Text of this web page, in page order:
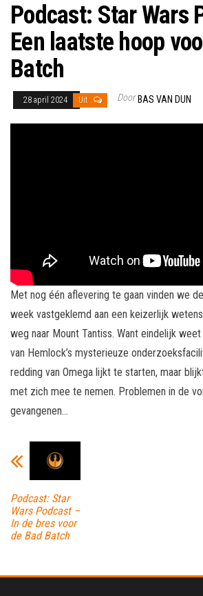
Podcast: Star Wars
Een laatste hoop
Batch
28 april 2024 Uit Door BAS VAN DUN
Met nog één aflevering te gaan vinden we
week vastgeklemd aan een keizerlijk
weg naar Mount Tantiss. Want eindelijk
van Hemlock’s mysterieuze
redding van Omega lijkt te starten, maar
met zich mee te nemen. Problemen in de
gevangenen…
Podcast: Star
Wars Podcast –
In de bres voor
de Bad Batch